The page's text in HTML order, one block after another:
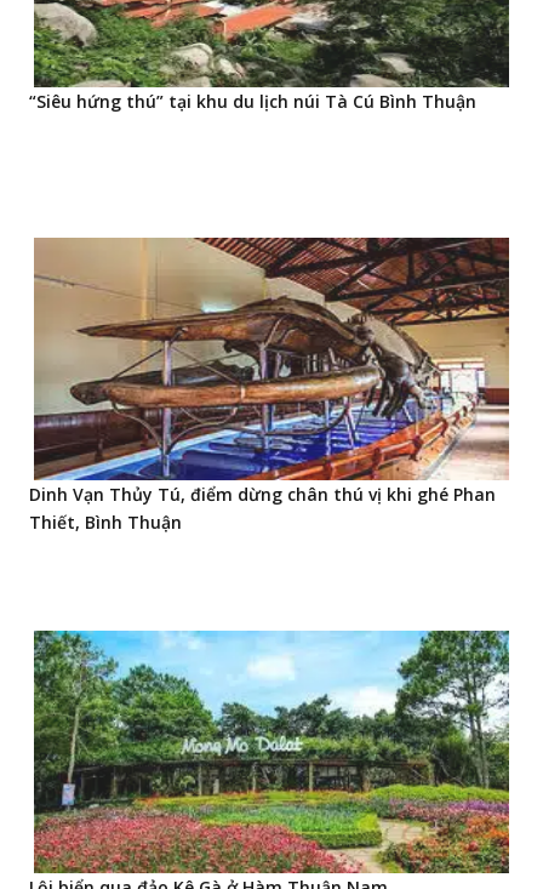
“Siêu hứng thú” tại khu du lịch núi Tà Cú Bình Thuận
Dinh Vạn Thủy Tú, điểm dừng chân thú vị khi ghé Phan
Thiết, Bình Thuận